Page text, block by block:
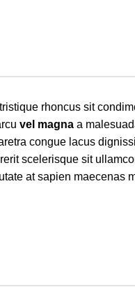
rhoncus sit
vel magna a
congue lacus
scelerisque sit
at sapien